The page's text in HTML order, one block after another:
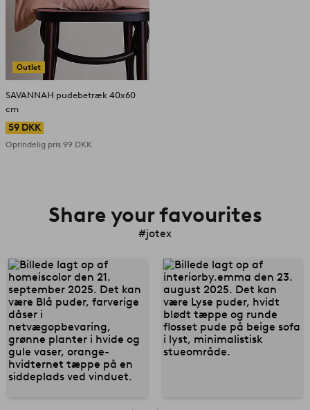
Outlet
SAVANNAH pudebetræk 40x60
cm
59 DKK
Oprindelig pris 99 DKK
Share your favourites
#jotex